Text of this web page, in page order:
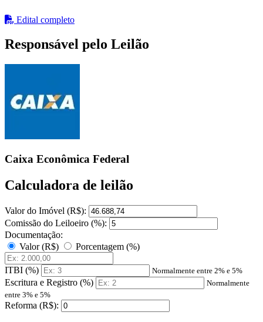
Edital completo
Responsável pelo Leilão
Caixa Econômica Federal
Calculadora de leilão
Valor do Imóvel (R$):
Comissão do Leiloeiro (%):
Documentação:
Valor (R$)
Porcentagem (%)
ITBI (%) Normalmente entre 2% e 5%
Escritura e Registro (%)
Normalmente
entre 3% e 5%
Reforma (R$):